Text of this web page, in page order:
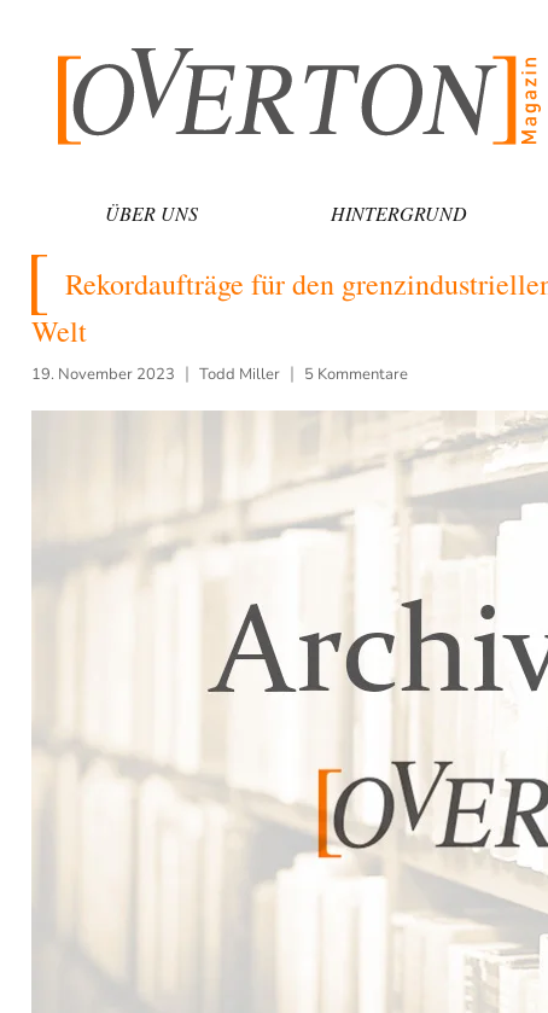
ÜBER UNS HINTERGRUND
Rekordaufträge für den
Welt
19. November 2023 Todd Miller 5 Kommentare